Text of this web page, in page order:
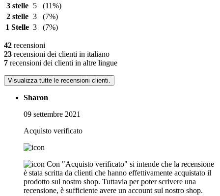
3 stelle
5
(11%)
2 stelle 3
(7%)
1 Stelle 3 (7%)
42 recensioni
23 recensioni dei clienti in italiano
7 recensioni dei clienti in altre lingue
Visualizza tutte le recensioni clienti.
Sharon
09 settembre 2021
Acquisto verificato
Con "Acquisto verificato" si intende che la recensione
è stata scritta da clienti che hanno effettivamente acquistato il
prodotto sul nostro shop. Tuttavia per poter scrivere una
recensione, è sufficiente avere un account sul nostro shop.